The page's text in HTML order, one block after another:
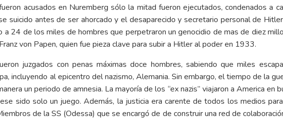
acusados en Nuremberg sólo la mitad fueron ejecutados, condenados a
suicido antes de ser ahorcado y el desaparecido y secretario personal de
a 24 de los miles de hombres que perpetraron un genocidio de mas de diez
von Papen, quien fue pieza clave para subir a Hitler al poder en 1933.
juzgados con penas máximas doce hombres, sabiendo que miles
incluyendo al epicentro del nazismo, Alemania. Sin embargo, el tiempo de la
un periodo de amnesia. La mayoría de los “ex nazis” viajaron a America en
sido solo un juego. Además, la justicia era carente de todos los medios
de laSS (Odessa) que se encargó de de construir una red de